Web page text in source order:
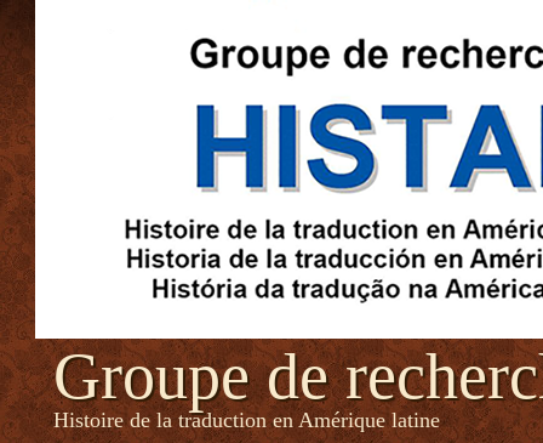
Groupe de
Histoire de la traduction en Amérique latine